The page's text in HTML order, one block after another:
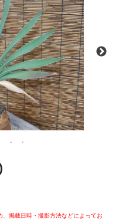
、掲載日時・撮影方法などによってお